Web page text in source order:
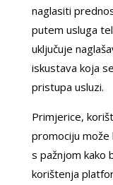
naglasiti
putem usluga
uključuje
iskustava koja
pristupa usluzi.
Primjerice,
promociju
s pažnjom kako
korištenja